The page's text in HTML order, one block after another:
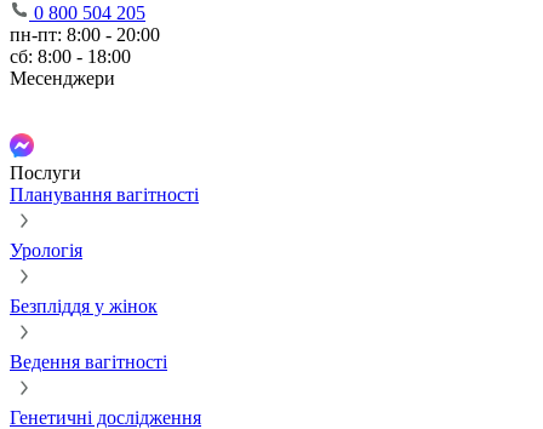
0 800 504 205
пн-пт: 8:00 - 20:00
сб: 8:00 - 18:00
Месенджери
Послуги
Планування вагітності
Урологія
Безпліддя у жінок
Ведення вагітності
Генетичні дослідження